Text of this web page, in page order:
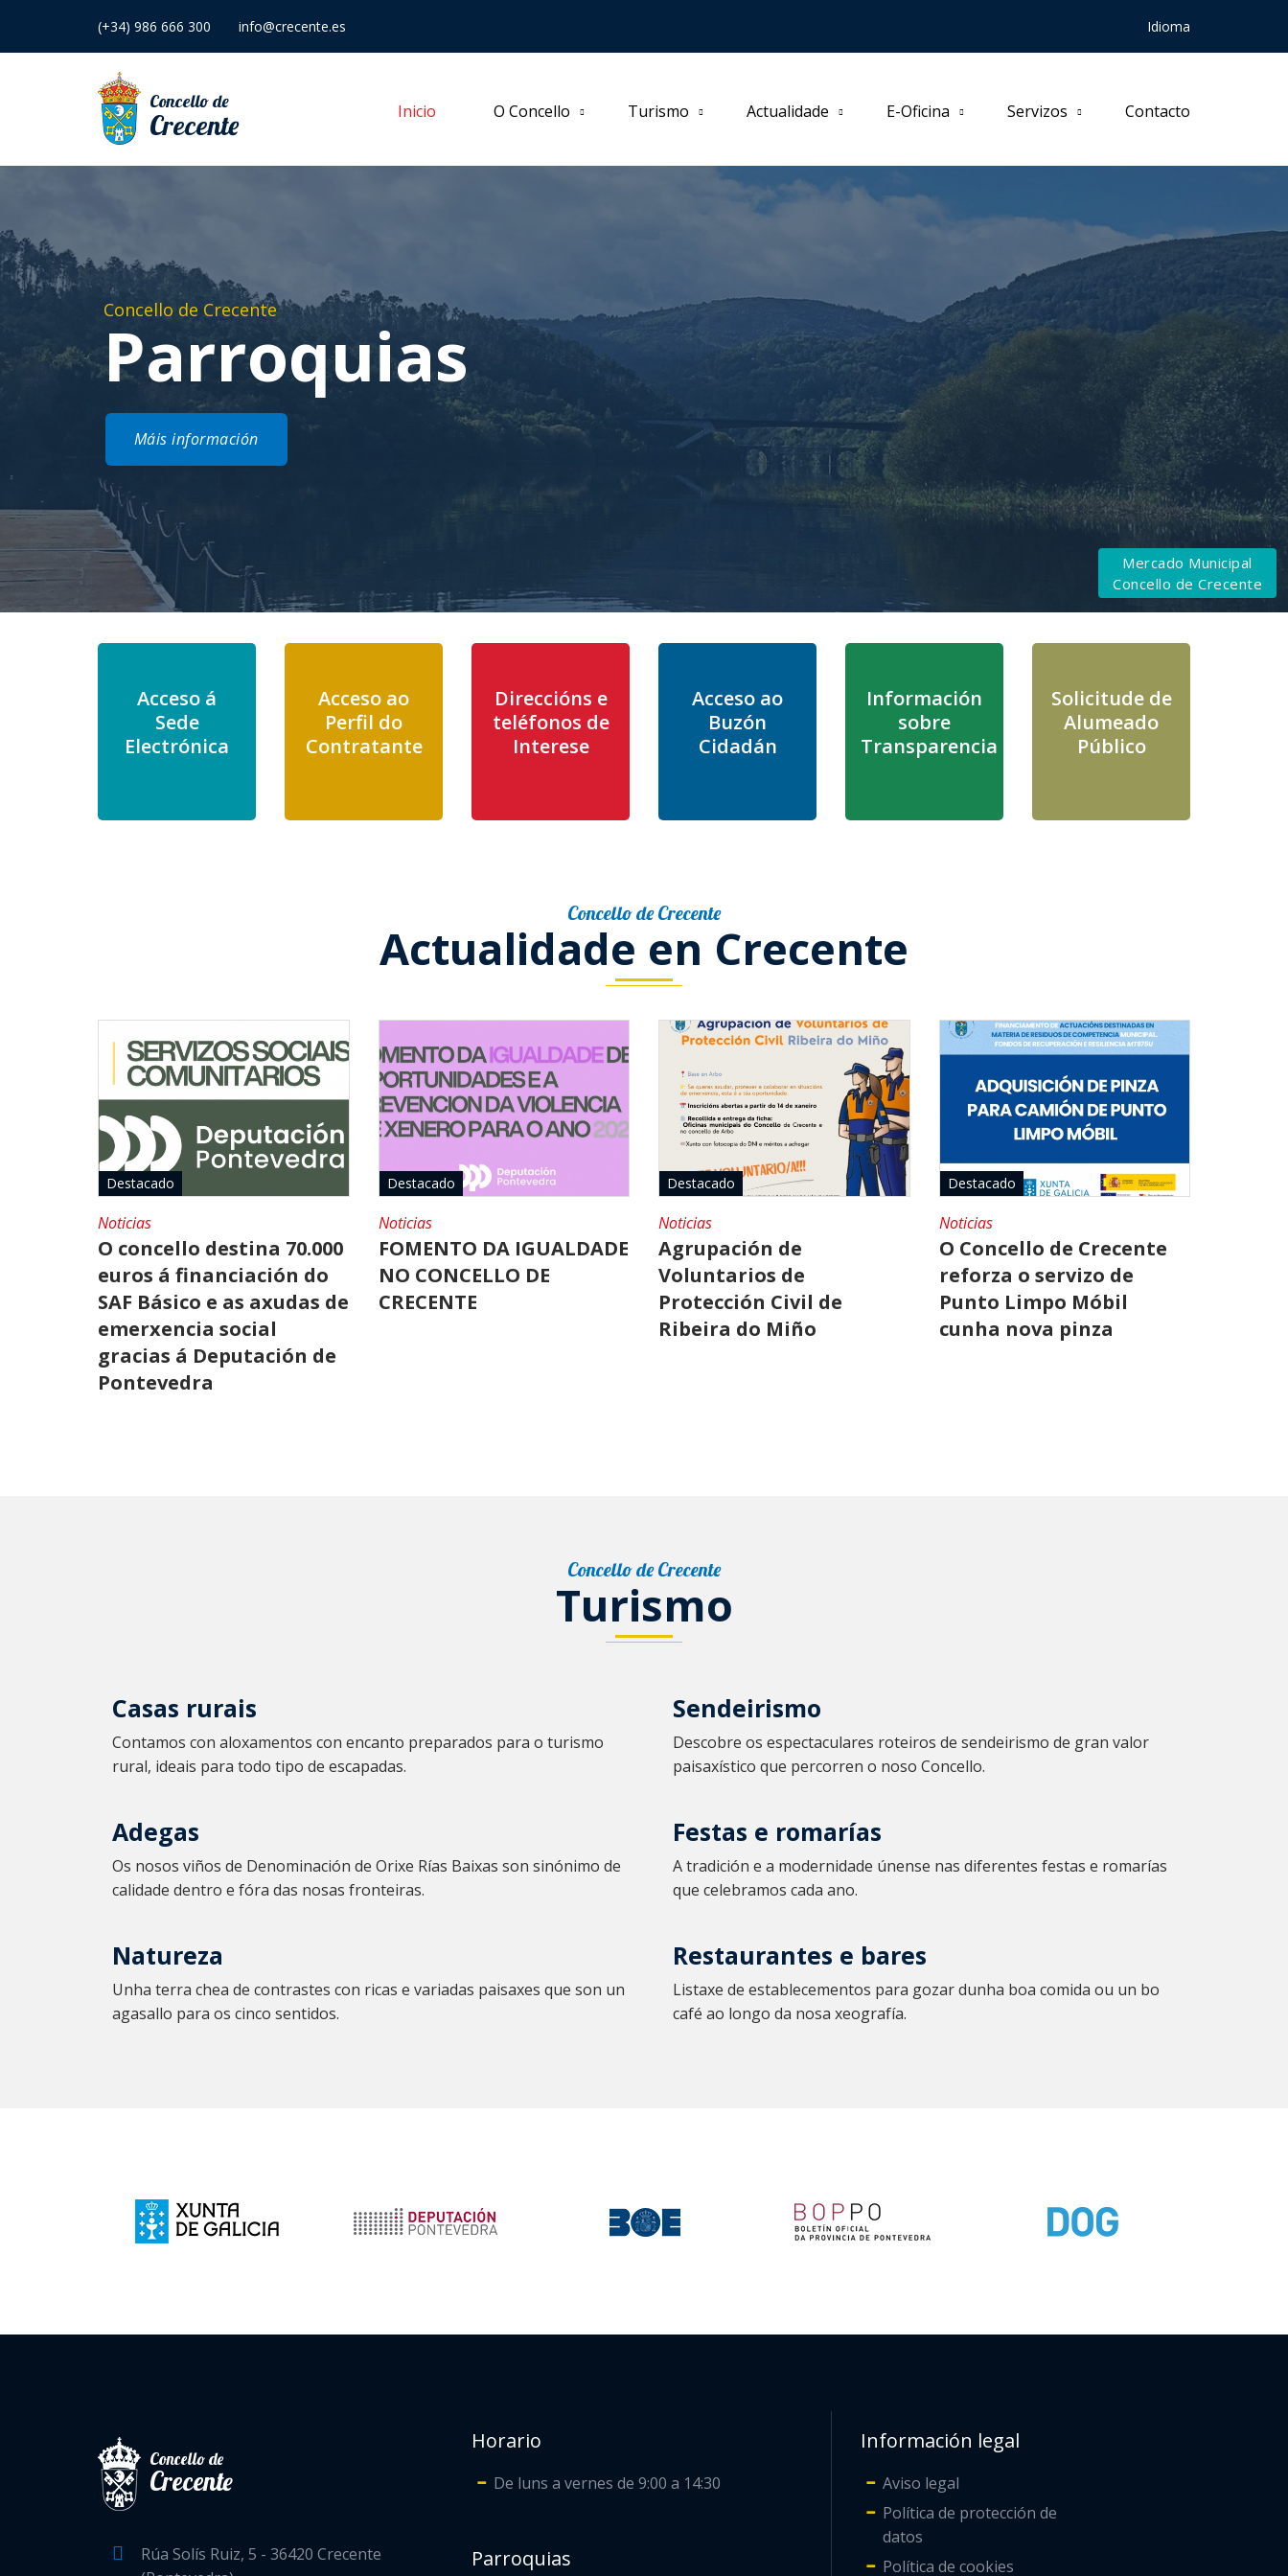
(+34) 986 666 300 info@crecente.es Idioma
Concello de
Crecente Inicio O Concello Turismo Actualidade E-Oficina Servizos Contacto
Mercado Municipal
Concello de Crecente
Concello de Crecente
Parroquias
Máis información
Acceso á
Sede
Electrónica
Acceso ao
Perfil do
Contratante
Direccións e
teléfonos de
Interese
Acceso ao
Buzón
Cidadán
Información
sobre
Transparencia
Solicitude de
Alumeado
Público
Concello de Crecente
Actualidade en Crecente
Destacado
Noticias
O concello destina 70.000
euros á financiación do
SAF Básico e as axudas de
emerxencia social
gracias á Deputación de
Pontevedra
Destacado
Noticias
FOMENTO DA IGUALDADE
NO CONCELLO DE
CRECENTE
Destacado
Noticias
Agrupación de
Voluntarios de
Protección Civil de
Ribeira do Miño
Destacado
Noticias
O Concello de Crecente
reforza o servizo de
Punto Limpo Móbil
cunha nova pinza
Concello de Crecente
Turismo
Casas rurais
Contamos con aloxamentos con encanto preparados para o turismo
rural, ideais para todo tipo de escapadas.
Sendeirismo
Descobre os espectaculares roteiros de sendeirismo de gran valor
paisaxístico que percorren o noso Concello.
Adegas
Os nosos viños de Denominación de Orixe Rías Baixas son sinónimo de
calidade dentro e fóra das nosas fronteiras.
Festas e romarías
A tradición e a modernidade únense nas diferentes festas e romarías
que celebramos cada ano.
Natureza
Unha terra chea de contrastes con ricas e variadas paisaxes que son un
agasallo para os cinco sentidos.
Restaurantes e bares
Listaxe de establecementos para gozar dunha boa comida ou un bo
café ao longo da nosa xeografía.
Concello de
Crecente
Rúa Solís Ruiz, 5 - 36420 Crecente
Horario
De luns a vernes de 9:00 a 14:30
Parroquias
Información legal
Aviso legal
Política de protección de
datos
Política de cookies